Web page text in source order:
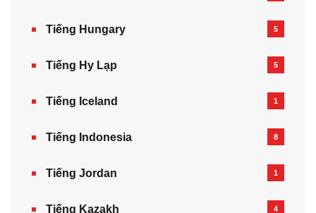
Tiếng Hungary 5
Tiếng Hy Lạp 5
Tiếng Iceland 1
Tiếng Indonesia 8
Tiếng Jordan 1
Tiếng Kazakh‎ 4